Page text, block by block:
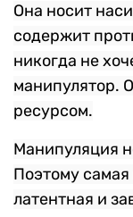
Она носит
содержит
никогда не
манипулятор.
ресурсом.
Манипуляция
Поэтому
латентная и